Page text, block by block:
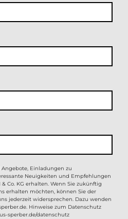
Einladungen zu
Neuigkeiten und Empfehlungen
Co. KG erhalten. Wenn Sie zukünftig
erhalten möchten, können Sie der
jederzeit widersprechen. Dazu wenden
. Hinweise zum Datenschutz
sperber.de/datenschutz